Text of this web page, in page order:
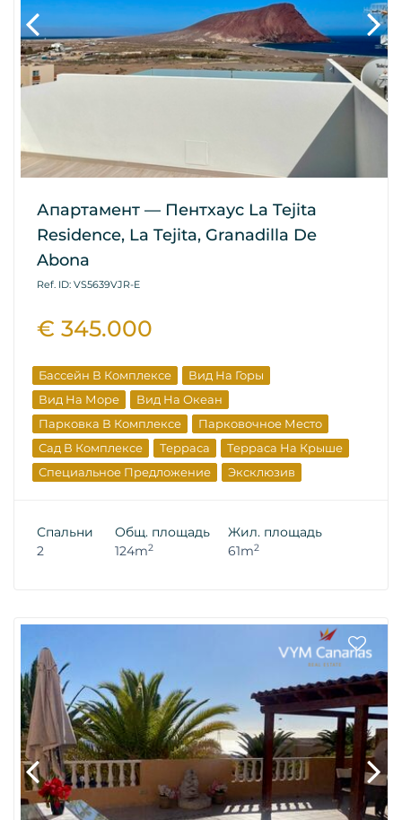
Апартамент — Пентхаус La Tejita
Residence, La Tejita, Granadilla De
Abona
Ref. ID: VS5639VJR-E
€ 345.000
Бассейн В Комплексе
Вид На Горы
Вид На Море
Вид На Океан
Парковка В Комплексе
Парковочное Место
Сад В Комплексе
Терраса
Терраса На Крыше
Специальное Предложение
Эксклюзив
Спальни
2
Общ. площадь
124m2
Жил. площадь
61m2